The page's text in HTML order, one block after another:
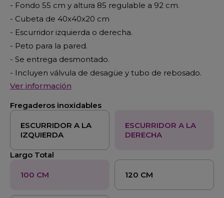
- Fondo 55 cm y altura 85 regulable a 92 cm.
- Cubeta de 40x40x20 cm
- Escurridor izquierda o derecha.
- Peto para la pared.
- Se entrega desmontado.
- Incluyen válvula de desagüe y tubo de rebosado.
Ver información
Fregaderos inoxidables
ESCURRIDOR A LA
IZQUIERDA
ESCURRIDOR A LA
DERECHA
Largo Total
100 CM 120 CM